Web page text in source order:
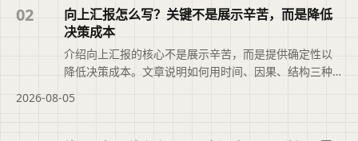
快速了解页面主题、主要内容与适用场景，再进入文章
查看完整信息。
02
向上汇报怎么写？关键不是展示辛苦，而是降低
决策成本
介绍向上汇报的核心不是展示辛苦，而是提供确定性以
降低决策成本。文章说明如何用时间、因果、结构三种
将分散材料整理成结构化初稿，帮助管理者快速判断、
2026-08-05